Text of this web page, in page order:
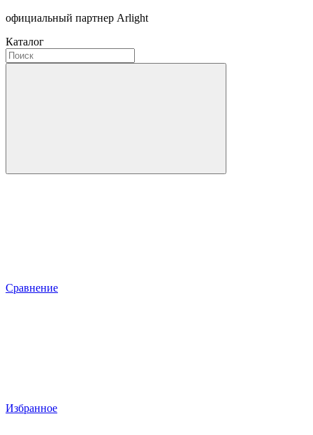
официальный партнер Arlight
Каталог
Сравнение
Избранное